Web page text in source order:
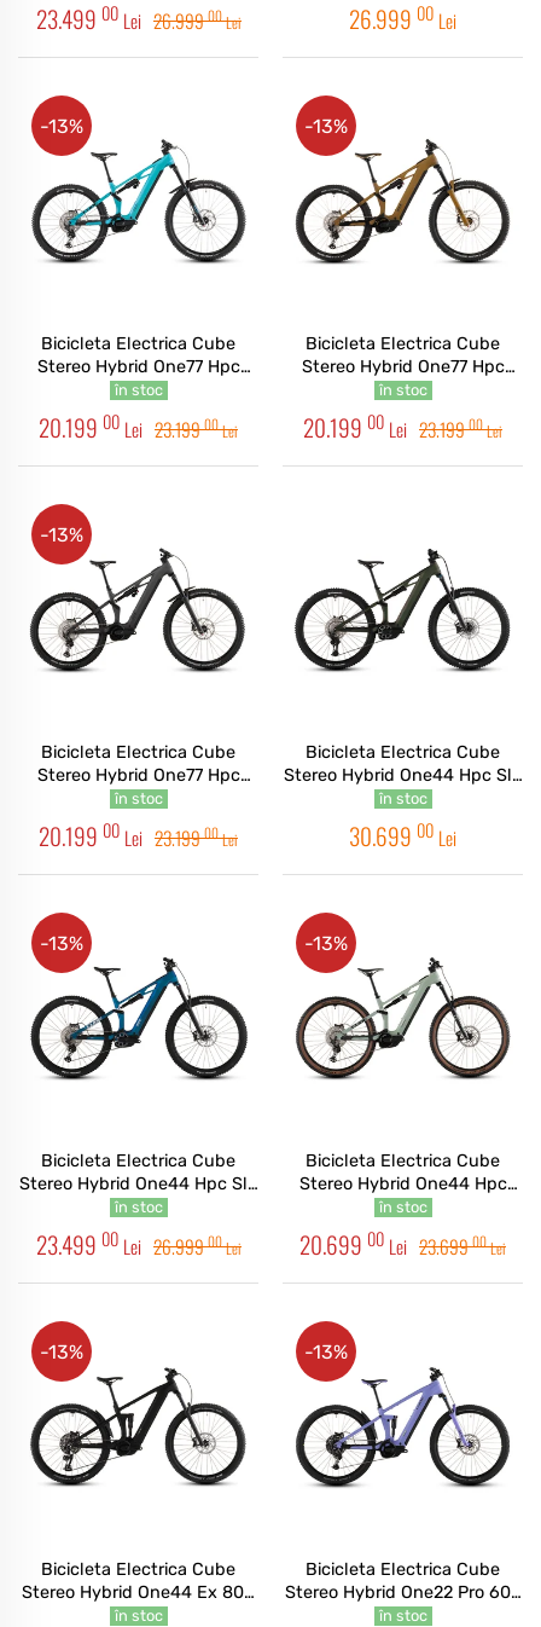
23.499 00 Lei 26.99900Lei 26.999 00 Lei
Bicicleta Electrica Cube
Stereo Hybrid One77 Hpc
Race 800 Swimmingpool
Black 2026
în stoc
20.199 00 Lei 23.19900Lei
-13%
Bicicleta Electrica Cube
Stereo Hybrid One77 Hpc
Race 800 Willowgreen Black
2026
în stoc
20.199 00 Lei 23.19900Lei
-13%
Bicicleta Electrica Cube
Stereo Hybrid One77 Hpc
Race 800 Irongrey Black
2026
în stoc
20.199 00 Lei 23.19900Lei
-13%
Bicicleta Electrica Cube
Stereo Hybrid One44 Hpc Slx
Evo 800 Stellar Grey 2026
în stoc
30.699 00 Lei
Bicicleta Electrica Cube
Stereo Hybrid One44 Hpc Slx
800 Nebula White 2026
în stoc
23.499 00 Lei 26.99900Lei
-13%
Bicicleta Electrica Cube
Stereo Hybrid One44 Hpc
Race 800 Driedherbs Black
2026
în stoc
20.699 00 Lei 23.69900Lei
-13%
Bicicleta Electrica Cube
Stereo Hybrid One44 Ex 800
Blackline 2026
în stoc
-13%
Bicicleta Electrica Cube
Stereo Hybrid One22 Pro 600
Lucidlilac Lime 2026
în stoc
-13%